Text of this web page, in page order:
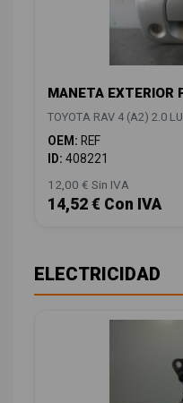
MANETA EXTERIOR
TOYOTA RAV 4 (A2) 2.0
OEM: REF
ID: 408221
12,00 € Sin IVA
14,52 € Con IVA
ELECTRICIDAD